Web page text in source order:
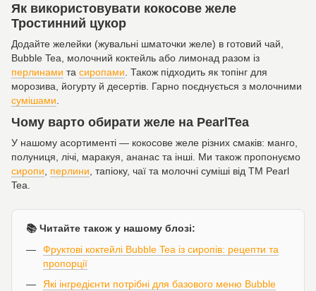
Як використовувати кокосове желе
Тростинний цукор
Додайте желейки (жувальні шматочки желе) в готовий чай,
Bubble Tea, молочний коктейль або лимонад разом із
перлинами та сиропами . Також підходить як топінг для
морозива, йогурту й десертів. Гарно поєднується з молочними
сумішами
Чому варто обирати желе на PearlTea
У нашому асортименті — кокосове желе різних смаків: манго,
полуниця, лічі, маракуя, ананас та інші. Ми також пропонуємо
сиропи, перлини, тапіоку, чаї та молочні суміші від ТМ Pearl
Tea.
📚 Читайте також у нашому блозі:
Фруктові коктейлі Bubble Tea із сиропів: рецепти та
пропорції
Які інгредієнти потрібні для базового меню Bubble